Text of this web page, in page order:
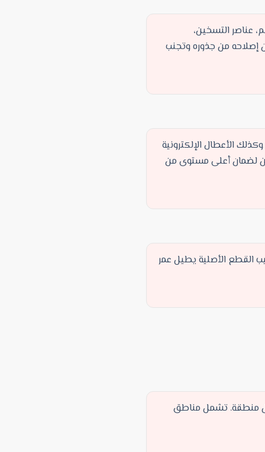
عناصر التسخين،
إصلاحه من جذوره وتجنب
الأعطال الإلكترونية
لضمان أعلى مستوى من
القطع الأصلية يطيل عمر
منطقة. تشمل مناطق